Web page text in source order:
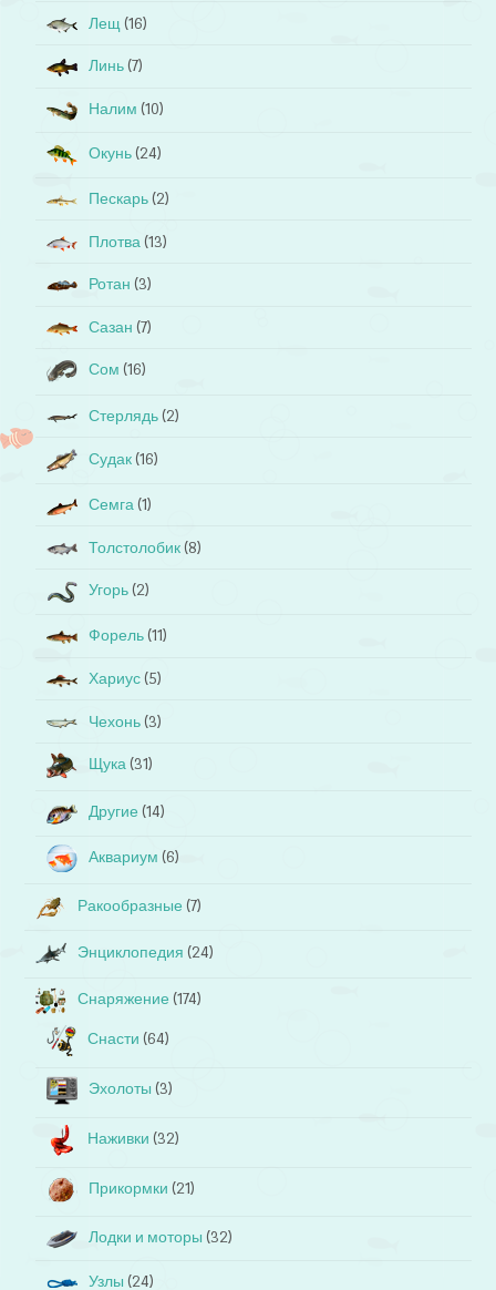
Лещ (16)
Линь (7)
Налим (10)
Окунь (24)
Пескарь (2)
Плотва (13)
Ротан (3)
Сазан (7)
Сом (16)
Стерлядь (2)
Судак (16)
Семга (1)
Толстолобик (8)
Угорь (2)
Форель (11)
Хариус (5)
Чехонь (3)
Щука (31)
Другие (14)
Аквариум (6)
Ракообразные (7)
Энциклопедия (24)
Снаряжение (174)
Снасти (64)
Эхолоты (3)
Наживки (32)
Прикормки (21)
Лодки и моторы (32)
Узлы (24)